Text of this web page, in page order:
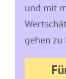
und mit
gehen